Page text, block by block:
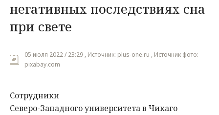
негативных последствиях сна
при свете
05 июля 2022 / 23:29 , Источник: plus-one.ru , Источник фото:
pixabay.com
Сотрудники
Северо-Западного университета в Чикаго